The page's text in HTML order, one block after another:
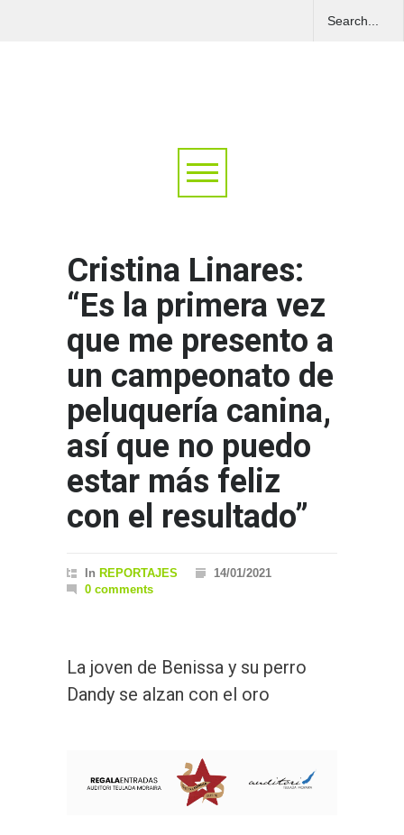
Cristina Linares:
“Es la primera vez
que me presento a
un campeonato de
peluquería canina,
así que no puedo
estar más feliz
con el resultado”
In REPORTAJES
14/01/2021
0 comments
La joven de Benissa y su perro
Dandy se alzan con el oro